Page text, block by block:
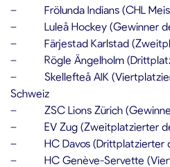
– Frölunda Indians (CHL
– Luleå Hockey (Gewinner
– Färjestad Karlstad
– Rögle Ängelholm
– Skellefteå AIK
Schweiz
– ZSC Lions Zürich
– EV Zug (Zweitplatzierter
– HC Davos (Drittplatzierter
– HC Genève-Servette